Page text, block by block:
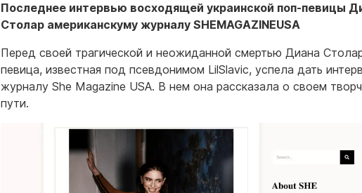
Последнее интервью восходящей украинской поп-певицы
Столар американскуму журналу SHEMAGAZINEUSA
Перед своей трагической и неожиданной смертью Диана
певица, известная под псевдонимом LilSlavic, успела дать
журналу She Magazine USA. В нем она рассказала о своем
пути.